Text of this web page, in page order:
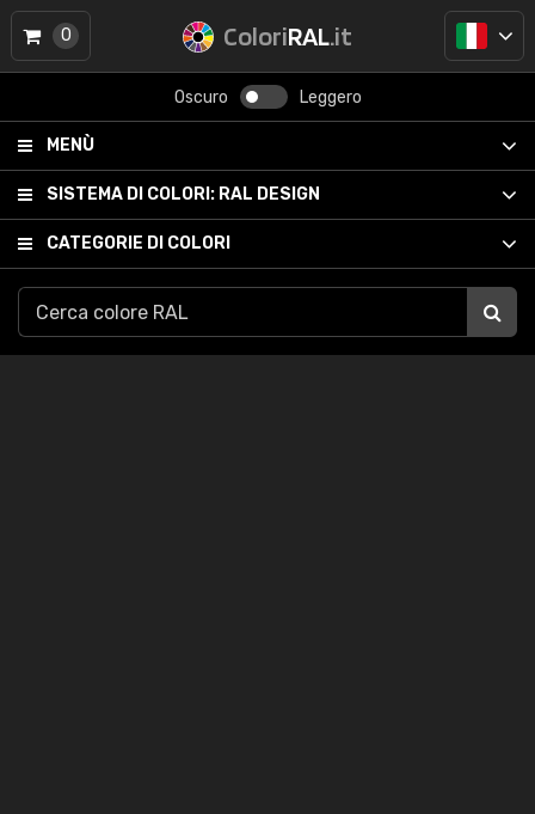
ColoriRAL.it
Oscuro Leggero
MENÙ
SISTEMA DI COLORI: RAL DESIGN
CATEGORIE DI COLORI
0